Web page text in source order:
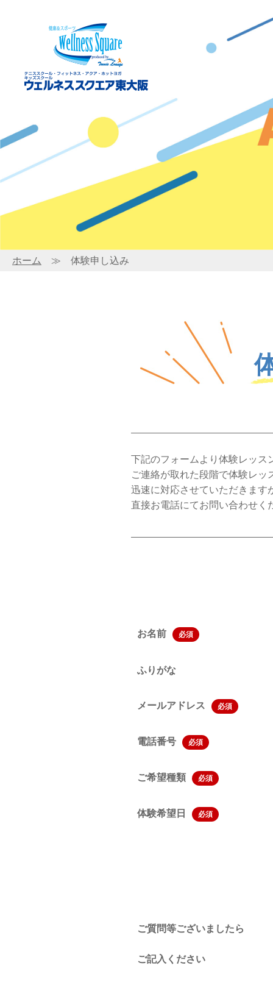
ホーム ≫ 体験申し込み
下記のフォームより体験レッス
ご連絡が取れた段階で体験レ
迅速に対応させていただきます
直接お電話にてお問い合わせく
お名前 必須
ふりがな
メールアドレス 必須
電話番号 必須
ご希望種類 必須
体験希望日 必須
ご質問等ございましたら
ご記入ください